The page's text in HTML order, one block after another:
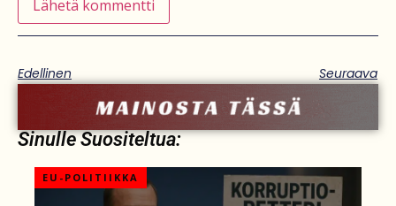
Edellinen Seuraava
Sinulle Suositeltua:
EU-POLITIIKKA